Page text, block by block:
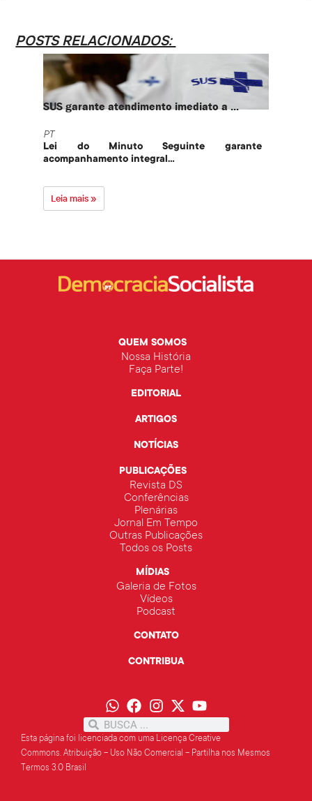
POSTS RELACIONADOS:
SUS garante atendimento imediato a ...
PT
Lei do Minuto Seguinte garante
acompanhamento integral...
Leia mais »
QUEM SOMOS
Nossa História
Faça Parte!
EDITORIAL
ARTIGOS
NOTÍCIAS
PUBLICAÇÕES
Revista DS
Conferências
Plenárias
Jornal Em Tempo
Outras Publicações
Todos os Posts
MÍDIAS
Galeria de Fotos
Vídeos
Podcast
CONTATO
CONTRIBUA
Esta página foi licenciada com uma Licença Creative
Commons. Atribuição – Uso Não Comercial – Partilha nos Mesmos
Termos 3.0 Brasil